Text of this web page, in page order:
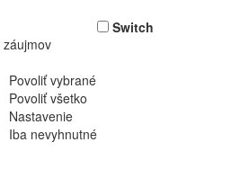
Switch
Povoliť vybrané
Povoliť všetko
Nastavenie
Iba nevyhnutné